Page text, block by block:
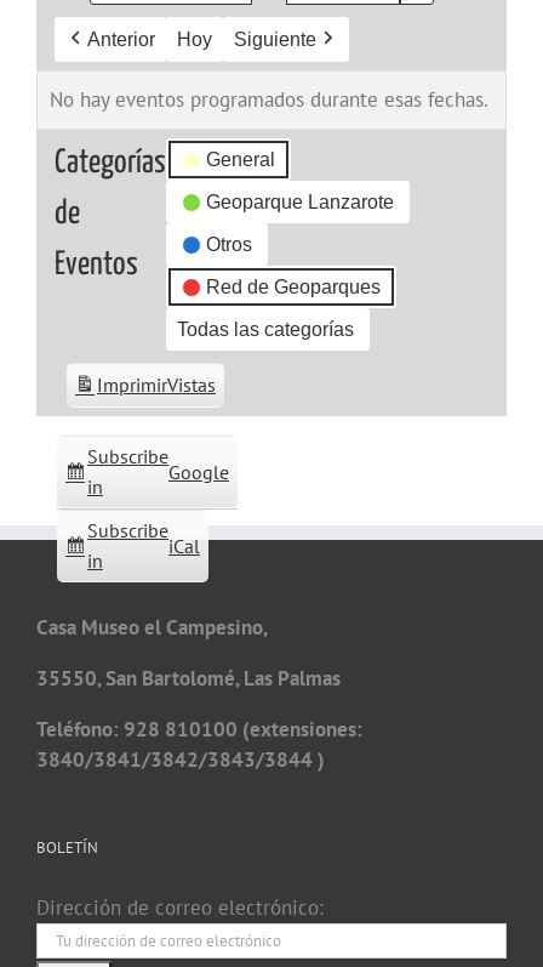
Anterior Hoy Siguiente
No hay eventos programados durante esas fechas.
Categorías
de
Eventos
General
Geoparque Lanzarote
Otros
Red de Geoparques
Todas las categorías
Subscribe
in
Google
Subscribe
in
iCal
ImprimirVistas
Casa Museo el Campesino,
35550, San Bartolomé, Las Palmas
Teléfono: 928 810100 (extensiones:
3840/3841/3842/3843/3844 )
BOLETÍN
Dirección de correo electrónico: